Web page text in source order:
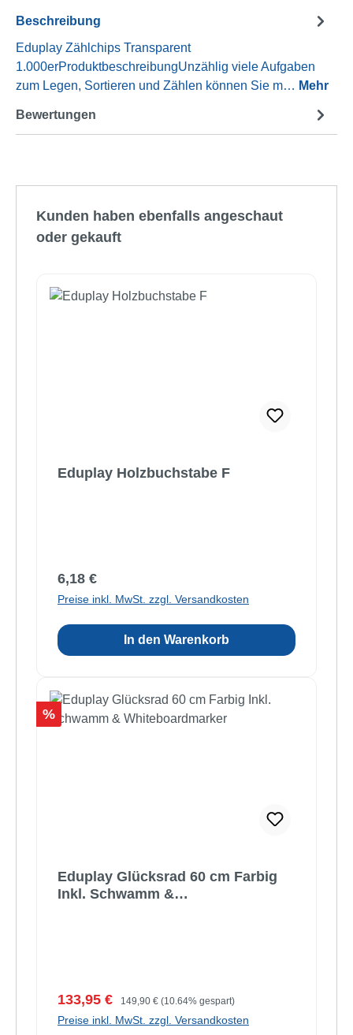
Beschreibung
Eduplay Zählchips Transparent
1.000erProduktbeschreibungUnzählig viele Aufgaben
zum Legen, Sortieren und Zählen können Sie m… Mehr
Bewertungen
Kunden haben ebenfalls angeschaut
oder gekauft
Eduplay Holzbuchstabe F
Regulärer Preis:
6,18 €
Preise inkl. MwSt. zzgl. Versandkosten
In den Warenkorb
Rabatt
%
Eduplay Glücksrad 60 cm Farbig
Inkl. Schwamm &
Verkaufspreis:
133,95 € Regulärer Preis:
149,90 € (10.64% gespart)
Preise inkl. MwSt. zzgl. Versandkosten